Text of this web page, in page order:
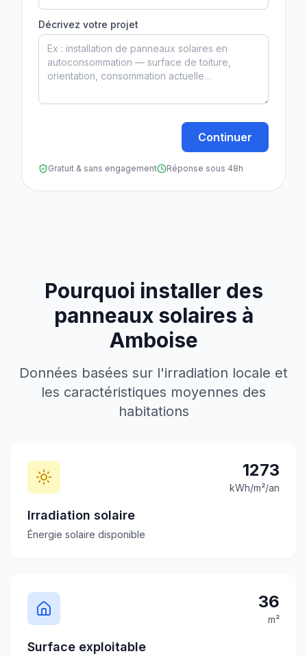
Décrivez votre projet
Continuer
Gratuit & sans engagement Réponse sous 48h
Pourquoi installer des
panneaux solaires à
Amboise
Données basées sur l'irradiation locale et
les caractéristiques moyennes des
habitations
1273
kWh/m²/an
Irradiation solaire
Énergie solaire disponible
36
m²
Surface exploitable